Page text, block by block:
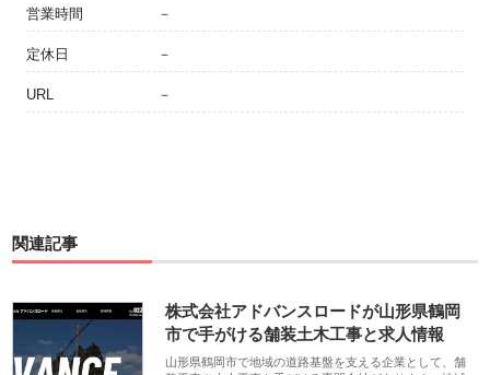
営業時間 －
定休日 －
URL －
関連記事
株式会社アドバンスロードが山形県鶴岡
市で手がける舗装土木工事と求人情報
山形県鶴岡市で地域の道路基盤を支える企業として、舗